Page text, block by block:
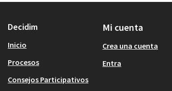
Decidim
Inicio
Procesos
Consejos Participativos
Mi cuenta
Crea una cuenta
Entra